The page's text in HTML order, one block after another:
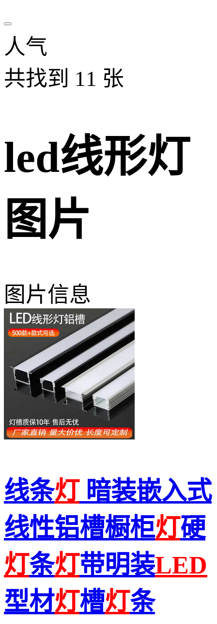
人气
共找到 11 张
led线形灯
图片
图片信息
线条灯暗装嵌入式
线性铝槽橱柜灯硬
灯条灯带明装LED
型材灯槽灯条